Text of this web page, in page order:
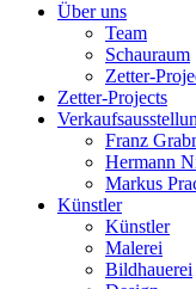
Über uns
Team
Schauraum
Zetter-
Zetter-Projects
Franz
Hermann
Markus
Künstler
Künstler
Malerei
Bildhauerei